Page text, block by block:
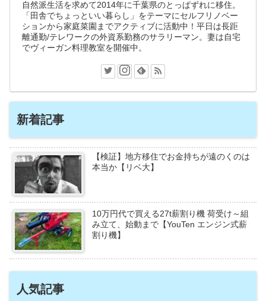
自然派生活を求めて2014年に千葉県のとっぱずれに移住。
「田舎でちょっといい暮らし」をテーマにセルフリノベー
ションから家庭菜園までアクティブに活動中！平日は長距
離通勤/テレワークの外資系勤務のサラリーマン。妻は自宅
でヴィーガン料理教室を開催中。
新着記事
【検証】地方移住でお金持ちが遠のくのは
本当か【リベ大】
10万円代で買える27t薪割り機 荷受け～組
み立て、始動まで【YouTen エンジン式薪
割り機】
人気記事